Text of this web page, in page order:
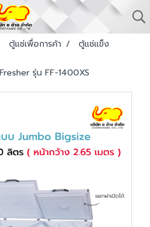
ตู้แช่เพื่อการค้า
ตู้แช่แข็ง
รุ่น FF-1400XS